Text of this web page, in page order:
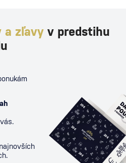
a zľavy v predstihu